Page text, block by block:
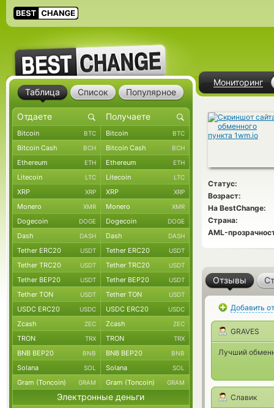
Мониторинг
Статус:
Возраст:
На BestChange:
Страна:
AML-
Отзывы
Добавить
GRAVES
Лучший
Славик
Таблица Список Популярное
Bitcoin BTC Bitcoin BTC
Bitcoin Cash BCH Bitcoin Cash BCH
Ethereum ETH Ethereum ETH
Litecoin LTC Litecoin LTC
XRP XRP XRP XRP
Monero XMR Monero XMR
Dogecoin DOGE Dogecoin DOGE
Dash DASH Dash DASH
Tether ERC20 USDT Tether ERC20 USDT
Tether TRC20 USDT Tether TRC20 USDT
Tether BEP20 USDT Tether BEP20 USDT
Tether TON USDT Tether TON USDT
USDC ERC20 USDC USDC ERC20 USDC
Zcash ZEC Zcash ZEC
TRON TRX TRON TRX
BNB BEP20 BNB BNB BEP20 BNB
Solana SOL Solana SOL
Gram (Toncoin) GRAM Gram (Toncoin) GRAM
Электронные деньги